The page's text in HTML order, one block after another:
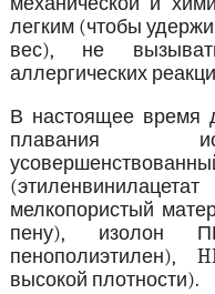
легким (чтобы
вес), не
аллергических
В настоящее время
плавания
мелкопористый
пену), изолон
пенополиэтилен),
высокой плотности).